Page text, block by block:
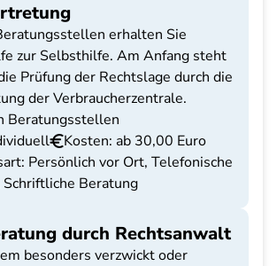
erhalten Sie
zur Selbsthilfe. Am Anfang steht
Prüfung der Rechtslage durch die
der Verbraucherzentrale.
Beratungsstellen
Kosten: ab 30,00 Euro
Persönlich vor Ort, Telefonische
Schriftliche Beratung
durch Rechtsanwalt
besonders verzwickt oder